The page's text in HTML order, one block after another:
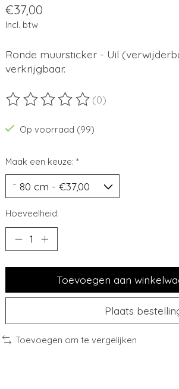
€37,00
Incl. btw
Ronde muursticker - Uil
verkrijgbaar.
De beoordeling van dit product is
(0)
Op voorraad (99)
Maak een keuze: *
Hoeveelheid:
Toevoegen aan
Plaats
Toevoegen om te vergelijken